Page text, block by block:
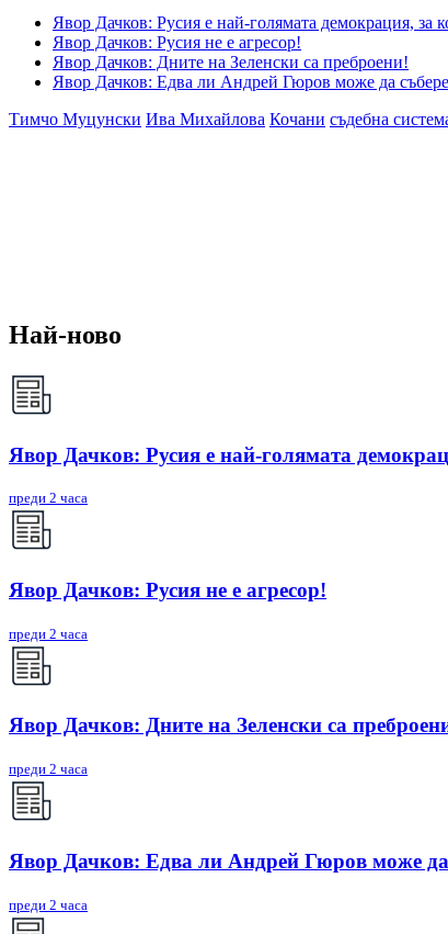
Явор Дачков: Русия е най-голямата демокрация,
Явор Дачков: Русия не е агресор!
Явор Дачков: Дните на Зеленски са преброени!
Явор Дачков: Едва ли Андрей Гюров може да
Тимчо Муцунски Ива Михайлова Кочани съдебна
Най-ново
Явор Дачков: Русия е най-голямата
преди 2 часа
Явор Дачков: Русия не е агресор!
преди 2 часа
Явор Дачков: Дните на Зеленски са
преди 2 часа
Явор Дачков: Едва ли Андрей Гюров може да
преди 2 часа